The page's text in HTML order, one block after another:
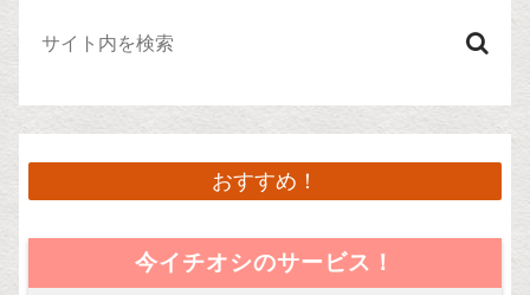
おすすめ！
今イチオシのサービス！